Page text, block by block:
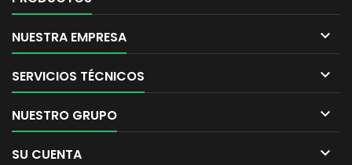
NUESTRA EMPRESA 
SERVICIOS TÉCNICOS 
NUESTRO GRUPO 
SU CUENTA 